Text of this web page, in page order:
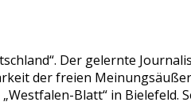
Der gelernte
der freien
Blatt“ in